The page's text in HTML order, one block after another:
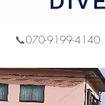
📞070-9199-4140